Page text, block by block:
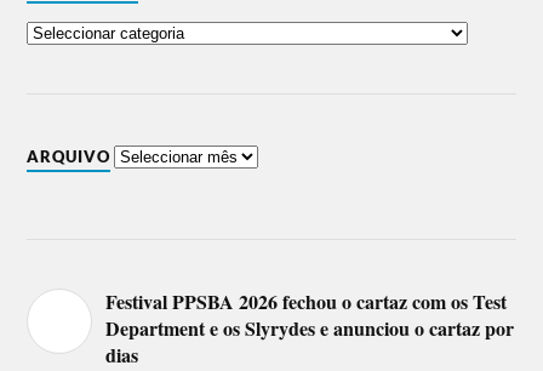
ARQUIVO
Festival PPSBA 2026 fechou o cartaz com os Test
Department e os Slyrydes e anunciou o cartaz por
dias